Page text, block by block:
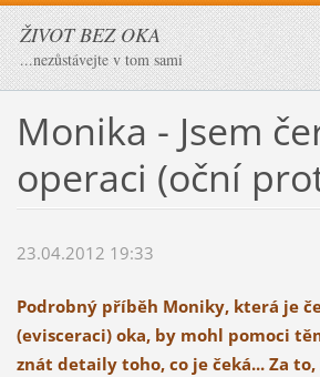
ŽIVOT BEZ OKA
...nezůstávejte v tom sami
Monika - Jsem
operaci (oční
23.04.2012 19:33
Podrobný příběh Moniky, která je
(evisceraci) oka, by mohl pomoci
znát detaily toho, co je čeká... Za